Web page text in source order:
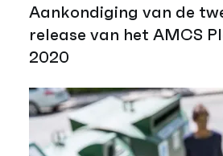
Aankondiging van de
release van het AMCS
2020